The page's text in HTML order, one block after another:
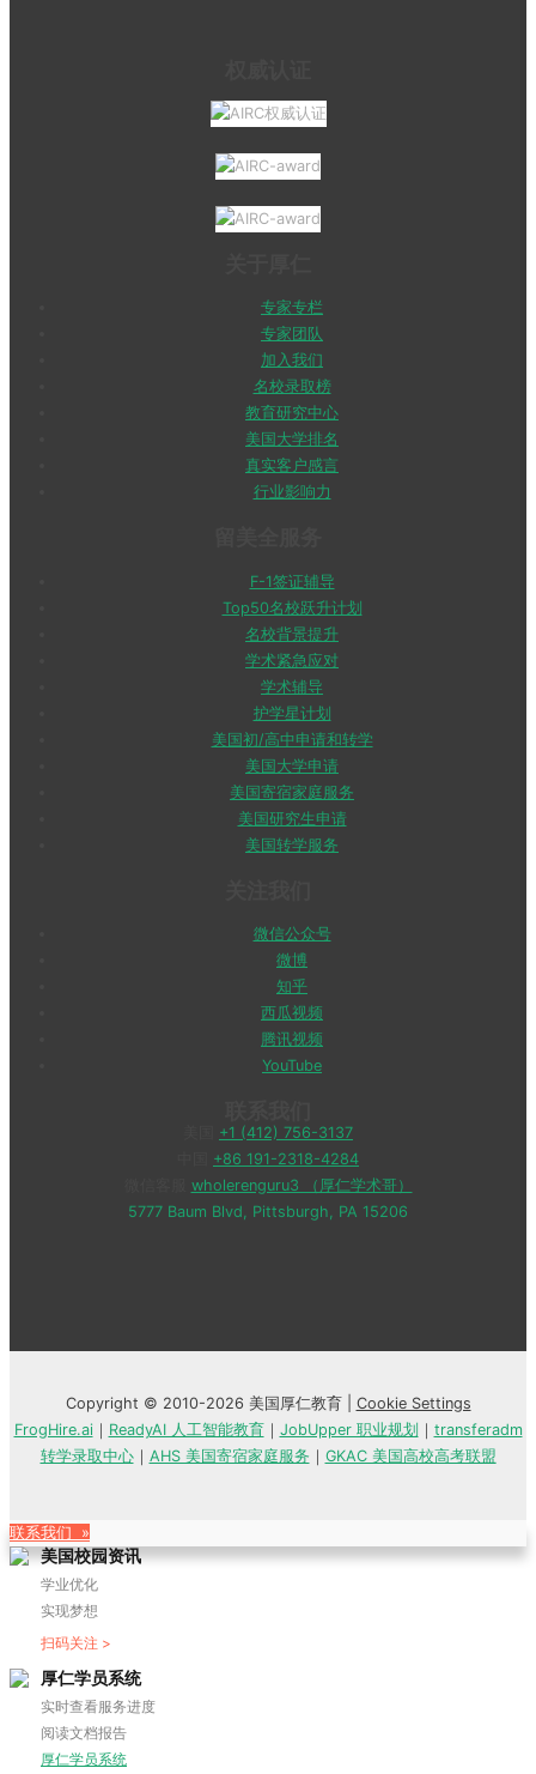
专家专栏
专家团队
加入我们
名校录取榜
教育研究中心
美国大学排名
真实客户感言
行业影响力
F-1签证辅导
Top50名校跃升计划
名校背景提升
学术紧急应对
学术辅导
护学星计划
美国初/高中申请和转学
美国大学申请
美国寄宿家庭服务
美国研究生申请
美国转学服务
微信公众号
微博
知乎
西瓜视频
腾讯视频
YouTube
+1 (412) 756-3137
+86 191-2318-4284
wholerenguru3 （厚仁学术哥）
5777 Baum Blvd, Pittsburgh, PA 15206
Copyright © 2010-2026 美国厚仁教育 | Cookie Settings
FrogHire.ai｜ ReadyAI 人工智能教育｜ JobUpper 职业规划 ｜ transferadm
转学录取中心｜ AHS 美国寄宿家庭服务 ｜ GKAC 美国高校高考联盟
联系我们 »
美国校园资讯
学业优化
实现梦想
扫码关注 >
厚仁学员系统
实时查看服务进度
阅读文档报告
厚仁学员系统